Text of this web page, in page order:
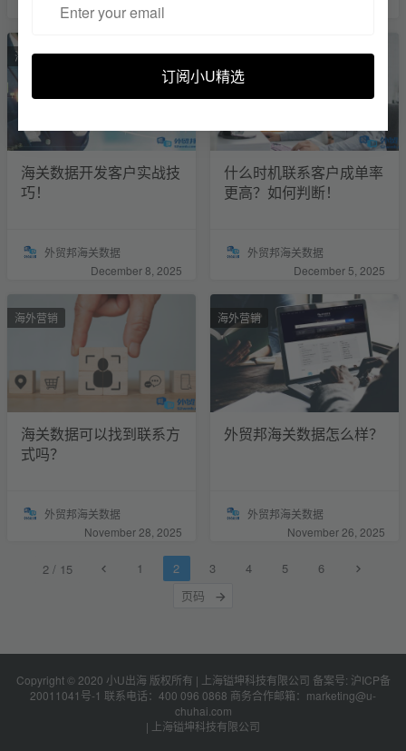
订阅小U精选
December 12, 2025
海外营销
海关数据开发客户实战技
巧！
外贸邦海关数据
December 8, 2025
海外营销
什么时机联系客户成单率
更高？如何判断！
外贸邦海关数据
December 5, 2025
海外营销
海关数据可以找到联系方
式吗？
外贸邦海关数据
November 28, 2025
海外营销
外贸邦海关数据怎么样？
外贸邦海关数据
November 26, 2025
2 / 15 1 2 3 4 5 6
Copyright © 2020 小U出海 版权所有 | 上海镒坤科技有限公司 备案号: 沪ICP备
20011041号-1 联系电话： 400 096 0868 商务合作邮箱：marketing@u-
chuhai.com